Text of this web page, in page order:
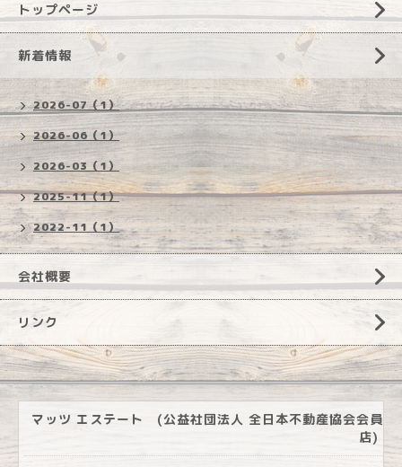
トップページ
新着情報
2026-07（1）
2026-06（1）
2026-03（1）
2025-11（1）
2022-11（1）
会社概要
リンク
マッツ エステート (公益社団法人 全日本不動産協会会員
店)